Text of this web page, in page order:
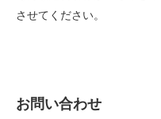
させてください。
お問い合わせ